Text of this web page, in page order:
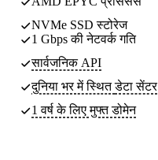
NVMe SSD स्टोरेज
1 Gbps की नेटवर्क गति
सार्वजनिक API
दुनिया भर में स्थितडेटा सेंटर
1 वर्ष के लिए मुफ्त डोमेन